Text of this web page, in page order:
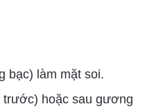
bạc) làm mặt soi.
trước) hoặc sau gương